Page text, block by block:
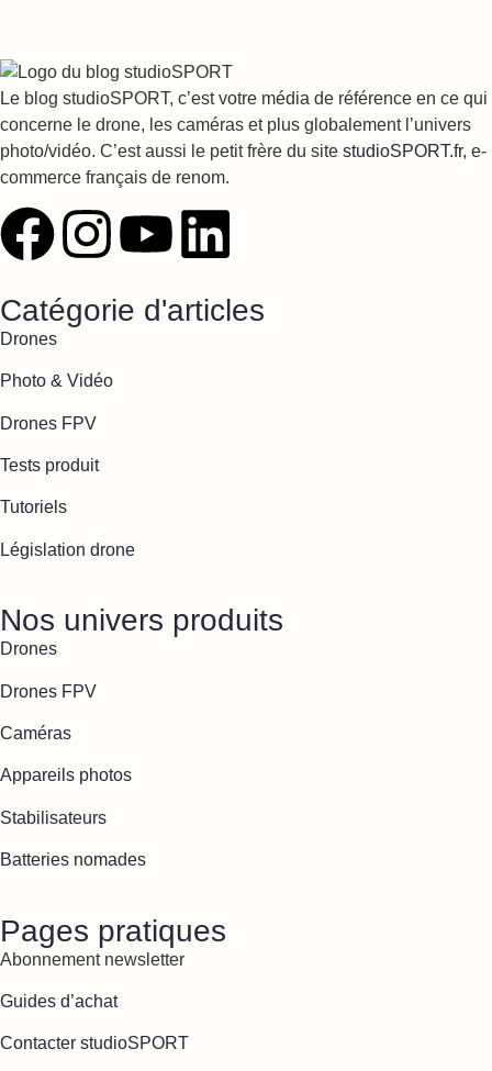
Le blog studioSPORT, c’est votre média de référence en ce qui
concerne le drone, les caméras et plus globalement l’univers
photo/vidéo. C’est aussi le petit frère du site studioSPORT.fr, e-
commerce français de renom.
Catégorie d'articles
Drones
Photo & Vidéo
Drones FPV
Tests produit
Tutoriels
Législation drone
Nos univers produits
Drones
Drones FPV
Caméras
Appareils photos
Stabilisateurs
Batteries nomades
Pages pratiques
Abonnement newsletter
Guides d’achat
Contacter studioSPORT